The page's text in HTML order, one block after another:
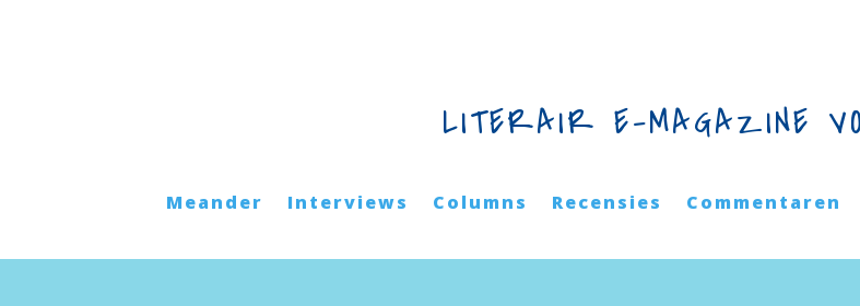
LITERAIR E-MAGAZINE
Meander Interviews Columns Recensies Commentaren